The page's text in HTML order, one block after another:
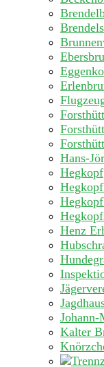
Hans-
Hegkopf
Henz
Kalter